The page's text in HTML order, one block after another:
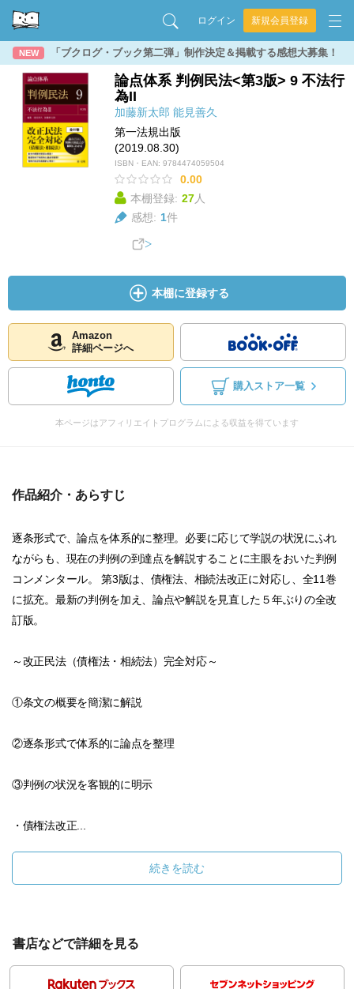
ログイン 新規会員登録
NEW 「ブクログ・ブック第二弾」制作決定＆掲載する感想大募集！
論点体系 判例民法<第3版> 9 不法行
為II
加藤新太郎 能見善久
第一法規出版
(2019.08.30)
ISBN・EAN: 9784474059504
0.00
本棚登録: 27人
感想: 1件
本棚に登録する
Amazon
詳細ページへ
購入ストア一覧
本ページはアフィリエイトプログラムによる収益を得ています
作品紹介・あらすじ
逐条形式で、論点を体系的に整理。必要に応じて学説の状況にふれ
ながらも、現在の判例の到達点を解説することに主眼をおいた判例
コンメンタール。 第3版は、債権法、相続法改正に対応し、全11巻
に拡充。最新の判例を加え、論点や解説を見直した５年ぶりの全改
訂版。
～改正民法（債権法・相続法）完全対応～
①条文の概要を簡潔に解説
②逐条形式で体系的に論点を整理
③判例の状況を客観的に明示
・債権法改正...
続きを読む
書店などで詳細を見る